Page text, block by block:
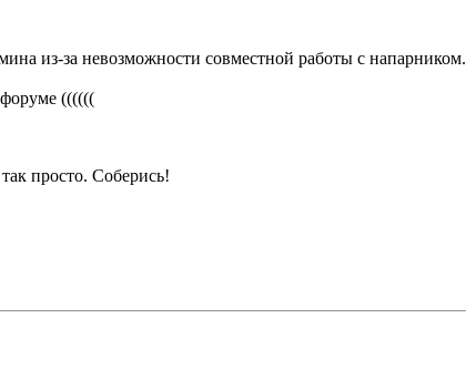
из-за невозможности совместной работы с напарником.
((((((
просто. Соберись!